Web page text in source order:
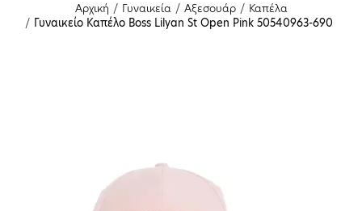
Αρχική Γυναικεία Αξεσουάρ
Καπέλα
Γυναικείο Καπέλο Boss Lilyan St Open Pink 50540963-690